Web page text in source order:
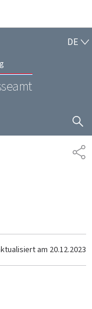
DE
am 20.12.2023